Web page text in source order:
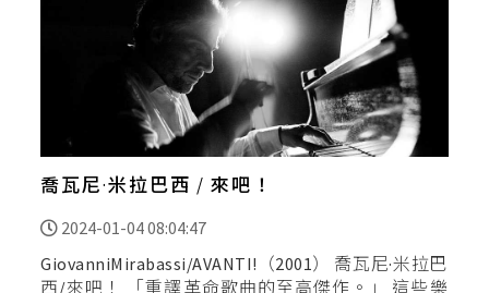
喬瓦尼·米拉巴西 / 來吧！
2024-01-04 08:04:47
GiovanniMirabassi/AVANTI!（2001） 喬瓦尼·米拉巴
西/來吧！ 「重譯革命歌曲的至高傑作。」 這些樂